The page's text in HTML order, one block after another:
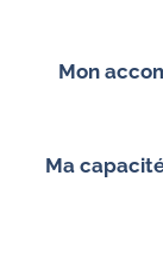
Mon
Ma